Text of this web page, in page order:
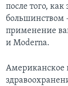
после того,
большинством
применение
и Moderna.
Американское